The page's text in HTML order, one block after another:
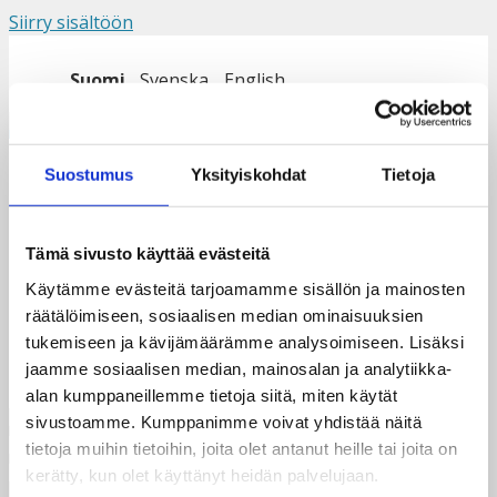
Suostumus Yksityiskohdat Tietoja
Tämä sivusto käyttää evästeitä
Käytämme evästeitä tarjoamamme sisällön ja mainosten
räätälöimiseen, sosiaalisen median ominaisuuksien
tukemiseen ja kävijämäärämme analysoimiseen. Lisäksi
jaamme sosiaalisen median, mainosalan ja analytiikka-
alan kumppaneillemme tietoja siitä, miten käytät
sivustoamme. Kumppanimme voivat yhdistää näitä
tietoja muihin tietoihin, joita olet antanut heille tai joita on
kerätty, kun olet käyttänyt heidän palvelujaan.
Siirry sisältöön
Suomi Svenska English